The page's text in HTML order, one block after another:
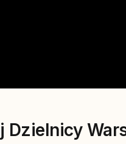
Dzielnicy